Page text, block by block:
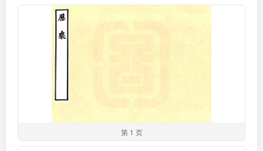
第 1 页